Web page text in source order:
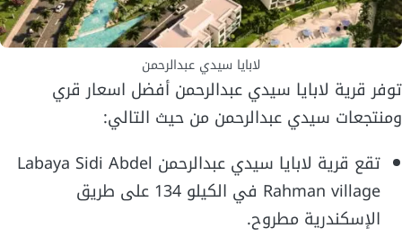
لابايا سيدي عبدالرحمن
توفر قرية لابايا سيدي عبدالرحمن أفضل اسعار قري
ومنتجعات سيدي عبدالرحمن من حيث التالي:
تقع قرية لابايا سيدي عبدالرحمن Labaya Sidi Abdel
Rahman village في الكيلو 134 على طريق
الإسكندرية مطروح.